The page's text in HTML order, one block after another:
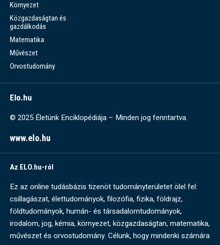
Környezet
Közgazdaságtan és
gazdálkodás
Matematika
Művészet
Orvostudomány
Elo.hu
© 2025 Életünk Enciklopédiája – Minden jog fenntartva.
www.elo.hu
Az ELO.hu-ról
Ez az online tudásbázis tizenöt tudományterületet ölel fel:
csillagászat, élettudományok, filozófia, fizika, földrajz,
földtudományok, humán- és társadalomtudományok,
irodalom, jog, kémia, környezet, közgazdaságtan, matematika,
művészet és orvostudomány. Célunk, hogy mindenki számára